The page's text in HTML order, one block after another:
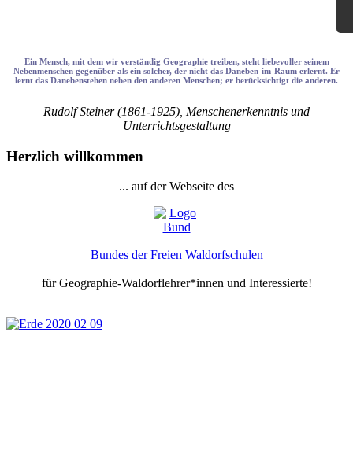
Ein Mensch, mit dem wir verständig Geographie treiben, steht liebevoller seinem
Nebenmenschen gegenüber als ein solcher, der nicht das Daneben-im-Raum erlernt. Er
lernt das Danebenstehen neben den anderen Menschen; er berücksichtigt die anderen.
Rudolf Steiner (1861-1925), Menschenerkenntnis und
Unterrichtsgestaltung
Herzlich willkommen
... auf der Webseite des
Bundes der Freien Waldorfschulen
für Geographie-Waldorflehrer*innen und Interessierte!